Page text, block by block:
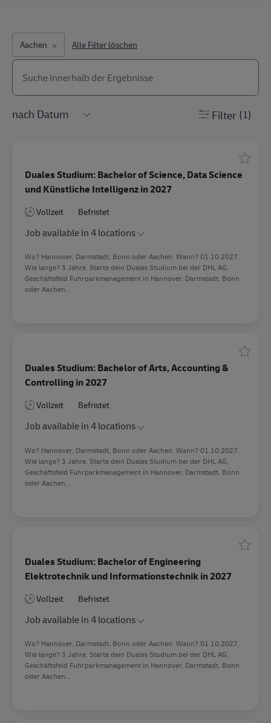
Aachen Alle Filter löschen
the results are updated
Search from below list
Filter (1)
Duales Studium: Bachelor of Science, Data Science
und Künstliche Intelligenz in 2027
Vollzeit Befristet
Job available in 4 locations
Wo? Hannover, Darmstadt, Bonn oder Aachen. Wann? 01.10.2027.
Wie lange? 3 Jahre. Starte dein Duales Studium bei der DHL AG,
Geschäftsfeld Fuhrparkmanagement in Hannover, Darmstadt, Bonn
oder Aachen...
Duales Studium: Bachelor of Arts, Accounting &
Controlling in 2027
Vollzeit Befristet
Job available in 4 locations
Wo? Hannover, Darmstadt, Bonn oder Aachen. Wann? 01.10.2027.
Wie lange? 3 Jahre. Starte dein Duales Studium bei der DHL AG,
Geschäftsfeld Fuhrparkmanagement in Hannover, Darmstadt, Bonn
oder Aachen...
Duales Studium: Bachelor of Engineering
Elektrotechnik und Informationstechnik in 2027
Vollzeit Befristet
Job available in 4 locations
Wo? Hannover, Darmstadt, Bonn oder Aachen. Wann? 01.10.2027.
Wie lange? 3 Jahre. Starte dein Duales Studium bei der DHL AG,
Geschäftsfeld Fuhrparkmanagement in Hannover, Darmstadt, Bonn
oder Aachen...